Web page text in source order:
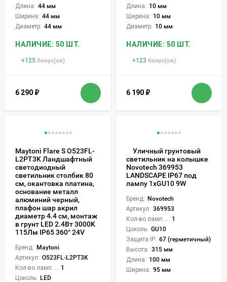
Длина: 44 мм
Ширина: 44 мм
Диаметр: 44 мм
НАЛИЧИЕ: 50 ШТ.
+125 бонус(ов)
6 290 ₽
Длина: 10 мм
Ширина: 10 мм
Диаметр: 10 мм
НАЛИЧИЕ: 50 ШТ.
+123 бонус(ов)
6 190 ₽
Maytoni Flare S O523FL-
L2PT3K Ландшафтный
светодиодный
светильник столбик 80
см, окантовка платина,
основание металл
алюминий черный,
плафон шар акрил
диаметр 4.4 см, монтаж
в грунт LED 2.4Вт 3000K
115Лм IP65 360° 24V
Бренд: Maytoni
Артикул: O523FL-L2PT3K
1
Цоколь: LED
Уличный грунтовый
светильник на колышке
Novotech 369953
LANDSCAPE IP67 под
лампу 1xGU10 9W
Бренд: Novotech
Артикул: 369953
Кол-во ламп или LED: 1
Цоколь: GU10
Защита IP: 67 (герметичный)
Высота: 315 мм
Длина: 100 мм
Ширина: 95 мм